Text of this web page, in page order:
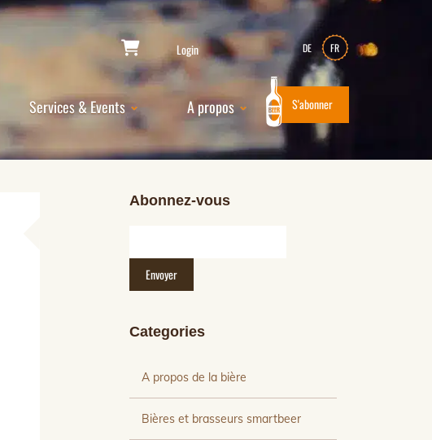
Login DE FR
Services & Events A propos S'abonner
Abonnez-vous
Categories
A propos de la bière
Bières et brasseurs smartbeer